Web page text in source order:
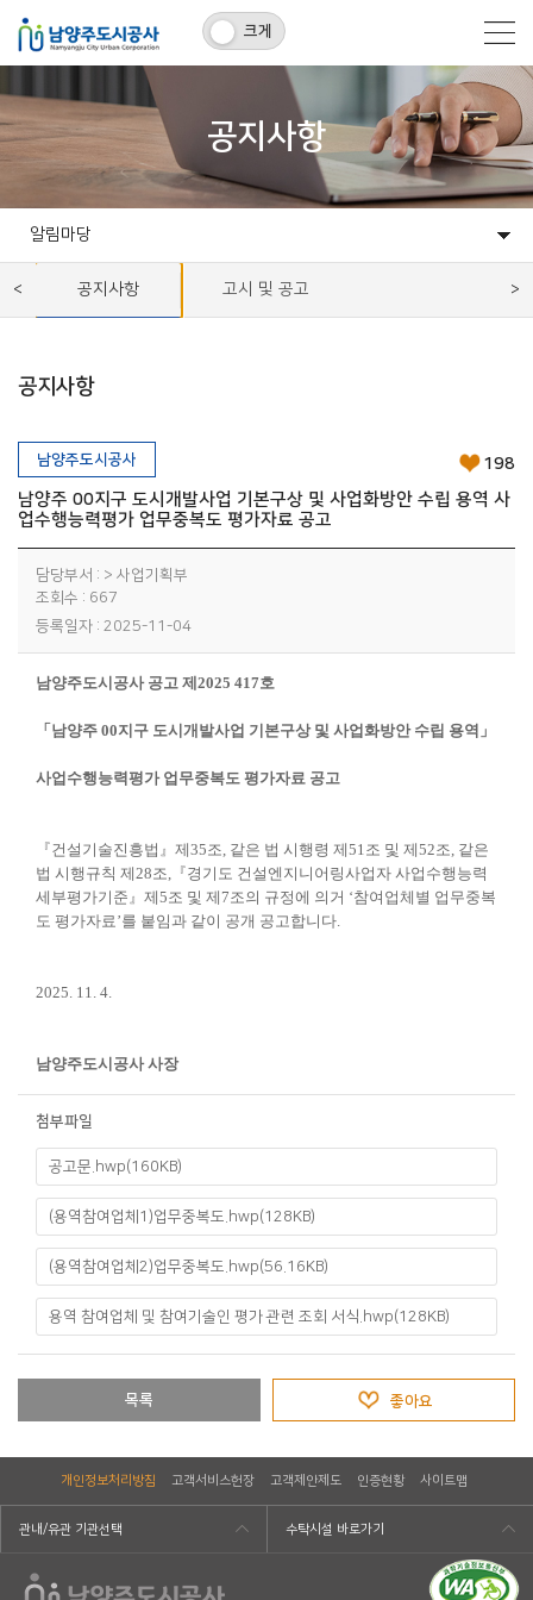
크게
공지사항
알림마당
고객마당
알림마당
개발사업
시설운영사업
정보공유
공사소개공지사항 고시 및 공고
공지사항
남양주도시공사
남양주 00지구 도시개발사업 기본구상 및 사업화방안 수립 용역 사
업수행능력평가 업무중복도 평가자료 공고
198
담당부서 : > 사업기획부
조회수 : 667
등록일자 : 2025-11-04
남양주도시공사 공고 제 2025 417호
「 남양주 00지구 도시개발사업 기본구상 및 사업화방안 수립 용역 」
사업수행능력평가 업무중복도 평가자료 공고
『건설기술진흥법 』 제35조, 같은 법 시행령 제51조 및 제52조, 같은
법 시행규칙 제28조, 『경기도 건설엔지니어링사업자 사업수행능력
세부평가기준 』 제5조 및 제 7조의 규정에 의거 ‘참여업체별 업무중복
도 평가자료’를 붙임과 같이 공개 공고합니다.
2025. 11. 4.
남양주도시공사 사장
첨부파일
공고문.hwp(160KB)
(용역참여업체1)업무중복도.hwp(128KB)
(용역참여업체2)업무중복도.hwp(56.16KB)
용역 참여업체 및 참여기술인 평가 관련 조회 서식.hwp(128KB)
목록 좋아요
개인정보처리방침 고객서비스헌장 고객제안제도 인증현황 사이트맵
관내/유관 기관선택 수탁시설 바로가기